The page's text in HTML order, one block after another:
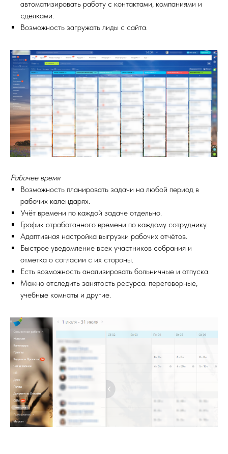
автоматизировать работу с контактами, компаниями и
сделками.
Возможность загружать лиды с сайта.
Рабочее время
Возможность планировать задачи на любой период в
рабочих календарях.
Учёт времени по каждой задаче отдельно.
График отработанного времени по каждому сотруднику.
Адаптивная настройка выгрузки рабочих отчётов.
Быстрое уведомление всех участников собрания и
отметка о согласии с их стороны.
Есть возможность анализировать больничные и отпуска.
Можно отследить занятость ресурса: переговорные,
учебные комнаты и другие.